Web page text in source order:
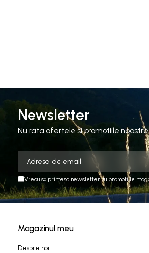
Newsletter
Nu rata ofertele si promotiile noastre
Vreau sa primesc newsletter cu promotiile
Magazinul meu
Despre noi